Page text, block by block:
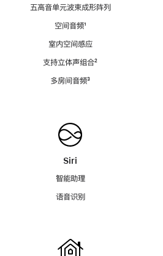
五高音单元波束成形阵列
空间音频脚
¹
室内空间感应
支持立体声组合脚
²
多房间音频脚
³
Siri
智能助理
语音识别